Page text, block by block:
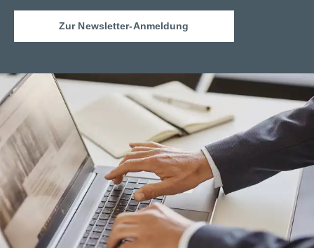
Zur Newsletter-Anmeldung